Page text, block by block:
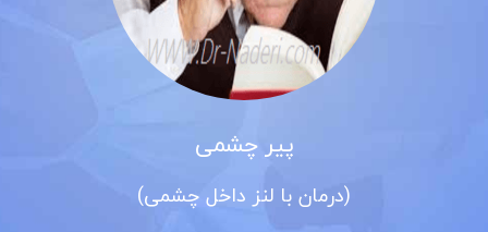
پیر چشمی
(درمان با لنز داخل چشمی)